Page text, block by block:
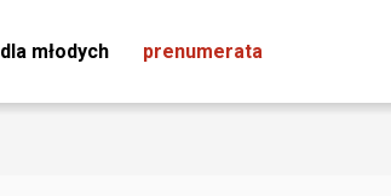
dla młodych prenumerata